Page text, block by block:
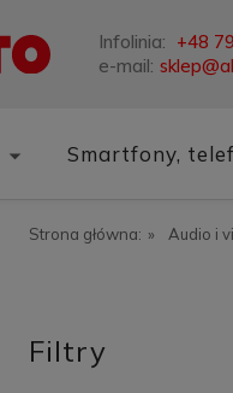
Infolinia: +48
e-mail:
Smartfony,
Strona główna: » Audio i
Filtry